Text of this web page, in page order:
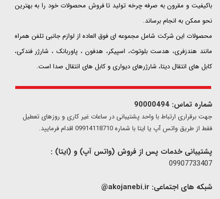
باکیفیت و مقرون به صرفه چرخه تولید تا فروش محصولات خود را به بهترین
نحو ممکن به انجام برساند.
محصولات این شرکت شامل مجموعه ای فوق العاده از لوازم جانبی تلفن همراه
مانند هندزفری، هدست بلوتوث، اسپیکر، هدفون ، پاوربانک ، شارژر فندکی،
کابل های انتقال دیتا، شارژرهای دیواری و کابل های انتقال صدا است.
شماره تماس: 90000494
​​جهت برقراری ارتباط با واحد پشتیبانی در ساعات غیر کاری و روزهای تعطیل
فقط از طریق واتس آپ یا ایتا با شماره 09914118710 اقدام فرمایید.
پشتیبانی خدمات پس از فروش (واتس آپ) و (ایتا) :
09907733407
شبکه های اجتماعی: akojanebi.ir@